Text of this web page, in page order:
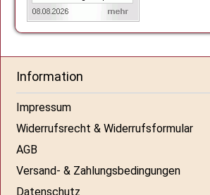
Information
Impressum
Widerrufsrecht & Widerrufsformular
AGB
Versand- & Zahlungsbedingungen
Datenschutz